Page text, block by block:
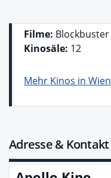
Filme: Blockbuster
Kinosäle: 12
Mehr Kinos in Wien
Adresse & Kontakt